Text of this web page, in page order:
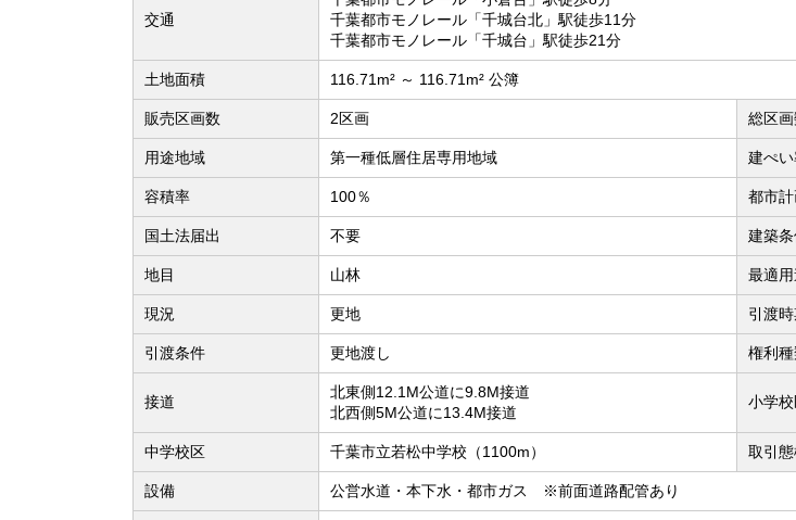
交通
千葉都市モノレール「千城台北」駅徒歩11分
千葉都市モノレール「千城台」駅徒歩21分
土地面積 116.71m² ～ 116.71m² 公簿
販売区画数 2区画 総区画
用途地域 第一種低層住居専用地域 建ぺ
容積率 100％ 都市
国土法届出 不要 建築
地目 山林 最適用
現況 更地 引渡
引渡条件 更地渡し 権利
接道
北東側12.1M公道に9.8M接道
北西側5M公道に13.4M接道
小学
中学校区 千葉市立若松中学校（1100m） 取引態
設備 公営水道・本下水・都市ガス ※前面道路配管あり